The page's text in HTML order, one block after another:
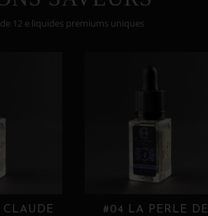
12 e liquides premiums uniques
CLAUDE
#04 LA PERLE DE